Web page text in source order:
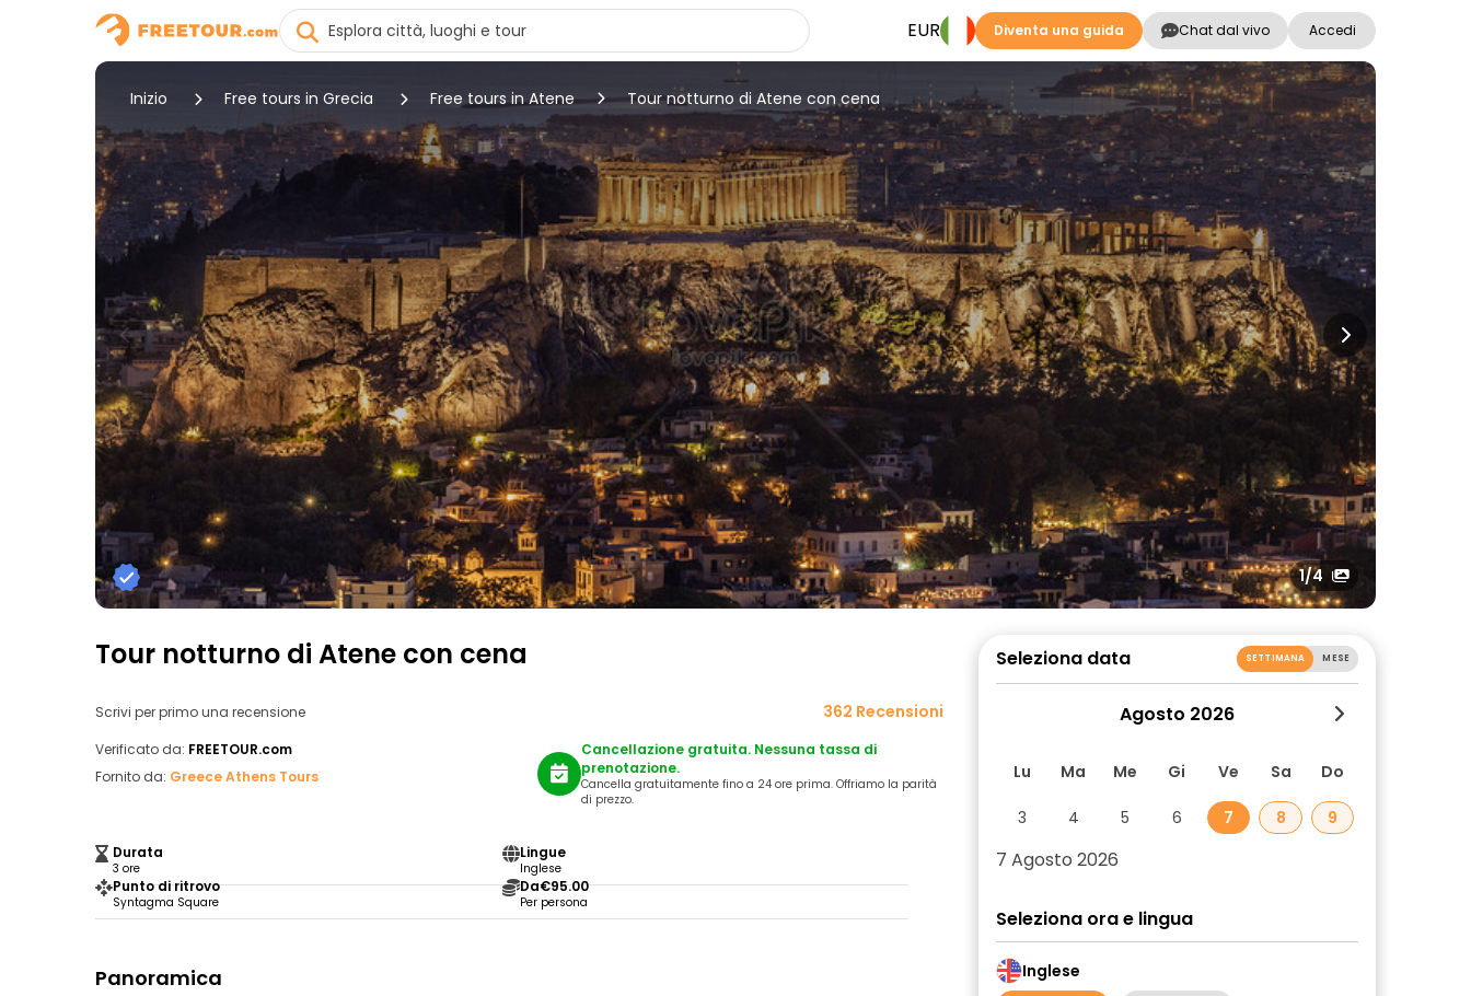
EUR Diventa una guida Chat dal vivo Accedi
Inizio Free tours in Grecia Free tours in Atene Tour notturno di Atene con cena
1/4
Tour notturno di Atene con cena
Scrivi per primo una recensione 362 Recensioni
Verificato da: FREETOUR.com
Fornito da: Greece Athens Tours
Durata
3 ore
Lingue
Inglese
Punto di ritrovo
Syntagma Square
Da€95.00
Per persona
Cancellazione gratuita. Nessuna tassa di
prenotazione.
Cancella gratuitamente fino a 24 ore prima. Offriamo la parità
di prezzo.
Panoramica
Seleziona data SETTIMANA MESE
Agosto 2026
Lu Ma Me Gi Ve Sa Do
3 4 5 6 7 8 9
7 Agosto 2026
Seleziona ora e lingua
Inglese